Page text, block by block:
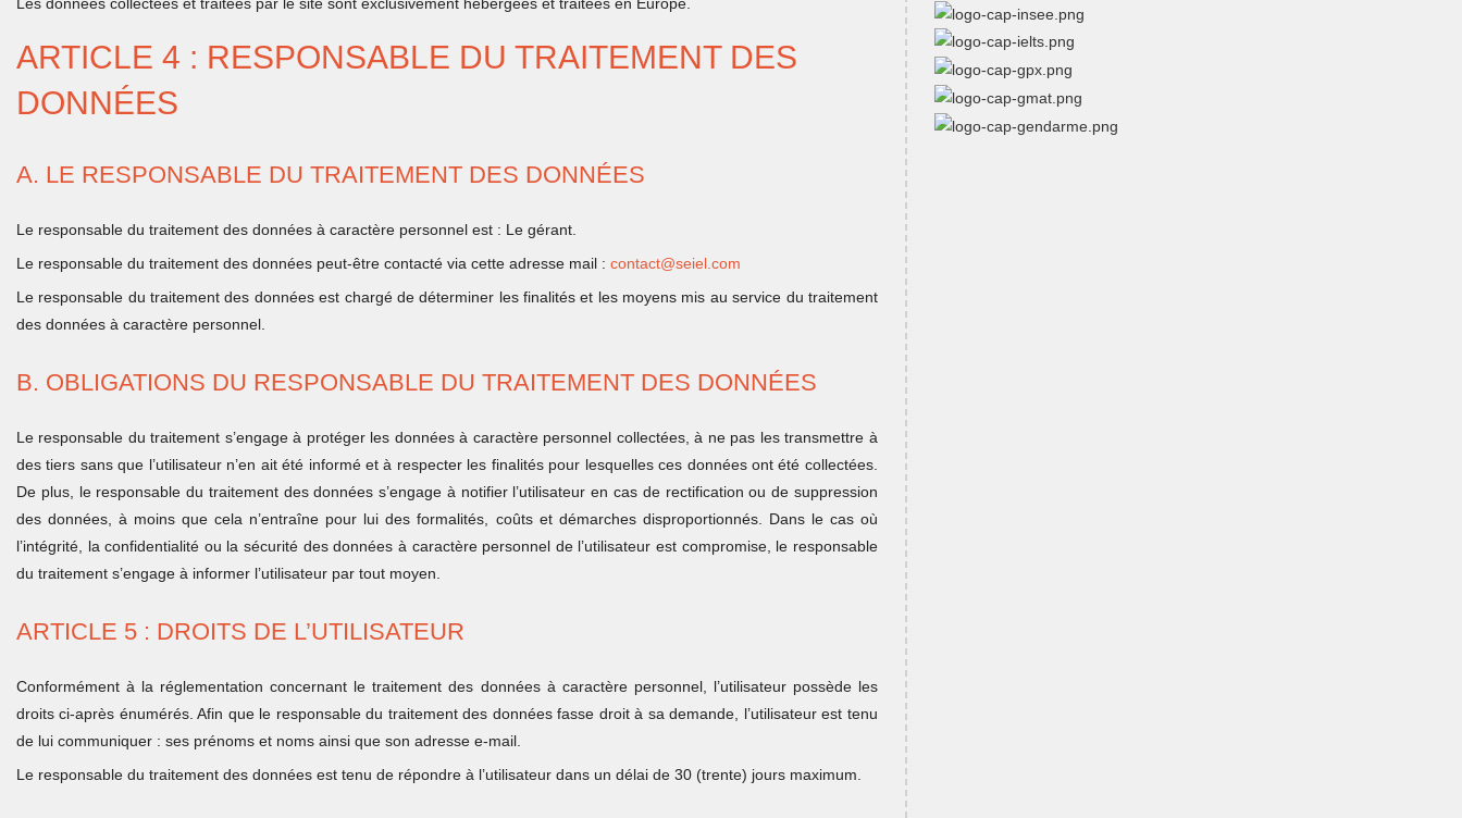
ARTICLE 4 : RESPONSABLE DU TRAITEMENT DES
DONNÉES
A. LE RESPONSABLE DU TRAITEMENT DES DONNÉES
Le responsable du traitement des données à caractère personnel est : Le gérant.
Le responsable du traitement des données peut-être contacté via cette adresse mail : contact@seiel.com
Le responsable du traitement des données est chargé de déterminer les finalités et les moyens mis au service du traitement
des données à caractère personnel.
B. OBLIGATIONS DU RESPONSABLE DU TRAITEMENT DES DONNÉES
Le responsable du traitement s’engage à protéger les données à caractère personnel collectées, à ne pas les transmettre à
des tiers sans que l’utilisateur n’en ait été informé et à respecter les finalités pour lesquelles ces données ont été collectées.
De plus, le responsable du traitement des données s’engage à notifier l’utilisateur en cas de rectification ou de suppression
des données, à moins que cela n’entraîne pour lui des formalités, coûts et démarches disproportionnés. Dans le cas où
l’intégrité, la confidentialité ou la sécurité des données à caractère personnel de l’utilisateur est compromise, le responsable
du traitement s’engage à informer l’utilisateur par tout moyen.
ARTICLE 5 : DROITS DE L’UTILISATEUR
Conformément à la réglementation concernant le traitement des données à caractère personnel, l’utilisateur possède les
droits ci-après énumérés. Afin que le responsable du traitement des données fasse droit à sa demande, l’utilisateur est tenu
de lui communiquer : ses prénoms et noms ainsi que son adresse e-mail.
Le responsable du traitement des données est tenu de répondre à l’utilisateur dans un délai de 30 (trente) jours maximum.